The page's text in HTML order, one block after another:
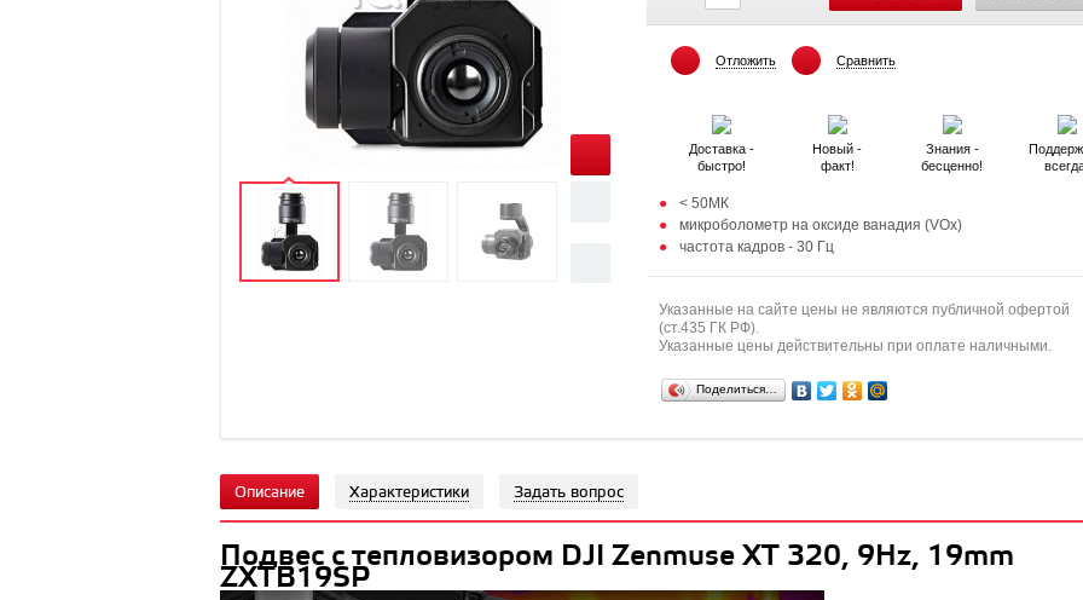
Отложить Сравнить
Доставка -
быстро!
Новый -
факт!
Знания -
бесценно!
< 50МК
микроболометр на оксиде ванадия (VOx)
частота кадров - 30 Гц
Указанные на сайте цены не являются публичной офертой
(ст.435 ГК РФ).
Указанные цены действительны при оплате наличными.
Поделиться…
Описание Характеристики Задать вопрос
Подвес с тепловизором DJI Zenmuse XT 320, 9Hz, 19mm
ZXTB19SP